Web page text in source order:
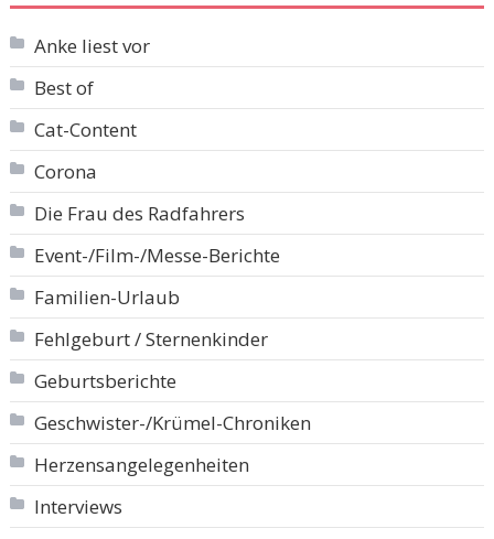
Anke liest vor
Best of
Cat-Content
Corona
Die Frau des Radfahrers
Event-/Film-/Messe-Berichte
Familien-Urlaub
Fehlgeburt / Sternenkinder
Geburtsberichte
Geschwister-/Krümel-Chroniken
Herzensangelegenheiten
Interviews